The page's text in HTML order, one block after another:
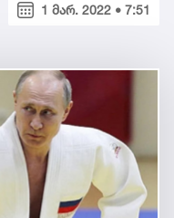
1 მარ. 2022 • 7:51